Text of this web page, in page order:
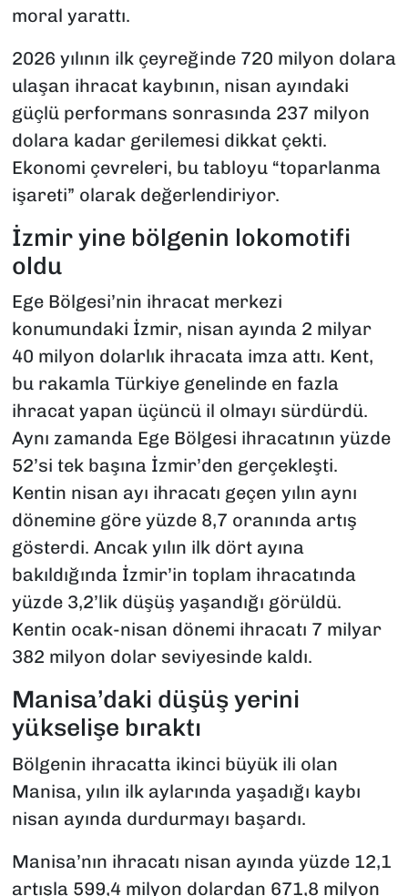
moral yarattı.
2026 yılının ilk çeyreğinde 720 milyon dolara
ulaşan ihracat kaybının, nisan ayındaki
güçlü performans sonrasında 237 milyon
dolara kadar gerilemesi dikkat çekti.
Ekonomi çevreleri, bu tabloyu “toparlanma
işareti” olarak değerlendiriyor.
İzmir yine bölgenin lokomotifi
oldu
Ege Bölgesi’nin ihracat merkezi
konumundaki İzmir, nisan ayında 2 milyar
40 milyon dolarlık ihracata imza attı. Kent,
bu rakamla Türkiye genelinde en fazla
ihracat yapan üçüncü il olmayı sürdürdü.
Aynı zamanda Ege Bölgesi ihracatının yüzde
52’si tek başına İzmir’den gerçekleşti.
Kentin nisan ayı ihracatı geçen yılın aynı
dönemine göre yüzde 8,7 oranında artış
gösterdi. Ancak yılın ilk dört ayına
bakıldığında İzmir’in toplam ihracatında
yüzde 3,2’lik düşüş yaşandığı görüldü.
Kentin ocak-nisan dönemi ihracatı 7 milyar
382 milyon dolar seviyesinde kaldı.
Manisa’daki düşüş yerini
yükselişe bıraktı
Bölgenin ihracatta ikinci büyük ili olan
Manisa, yılın ilk aylarında yaşadığı kaybı
nisan ayında durdurmayı başardı.
Manisa’nın ihracatı nisan ayında yüzde 12,1
artışla 599,4 milyon dolardan 671,8 milyon